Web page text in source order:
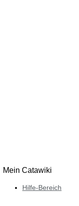
Mein Catawiki
Hilfe-Bereich